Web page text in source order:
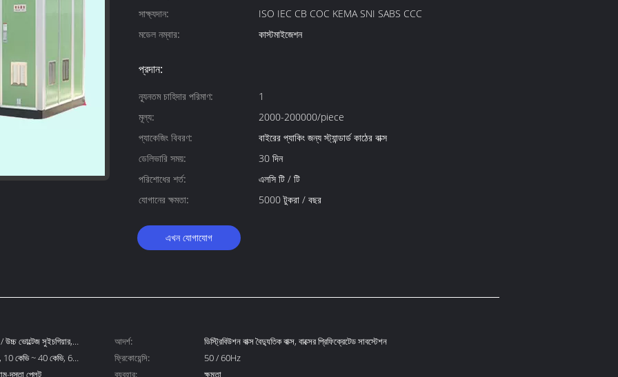
সাক্ষ্যদান:
ISO IEC CB COC KEMA SNI SABS CCC
মডেল নম্বার:
কাস্টমাইজেশন
প্রদান:
ন্যূনতম চাহিদার পরিমাণ:
1
মূল্য:
2000-200000/piece
প্যাকেজিং বিবরণ:
বাইরের প্যাকিং জন্য স্ট্যান্ডার্ড কাঠের বাক্স
ডেলিভারি সময়:
30 দিন
পরিশোধের শর্ত:
এলসি টি / টি
যোগানের ক্ষমতা:
5000 টুকরা / বছর
এখন যোগাযোগ
উচ্চ ভোল্টেজ সুইচগিয়ার,
আদর্শ:
ডিস্ট্রিবিউশন বাক্স বৈদ্যুতিক বাক্স, বাক্সের প্রিফিক্রেটেড সাবস্টেশন
10 কেভি ~ 40 কেভি, 6
ফ্রিকোয়েন্সি:
50 / 60Hz
দস্তা প্লেট ব্যবহার:
ক্ষমতা